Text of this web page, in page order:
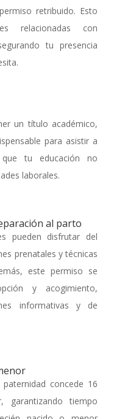
retribuido. Esto
relacionadas con
tu presencia
un título académico,
para asistir a
que tu educación no
laborales.
al parto
pueden disfrutar del
prenatales y técnicas
este permiso se
y acogimiento,
informativas y de
concede 16
garantizando tiempo